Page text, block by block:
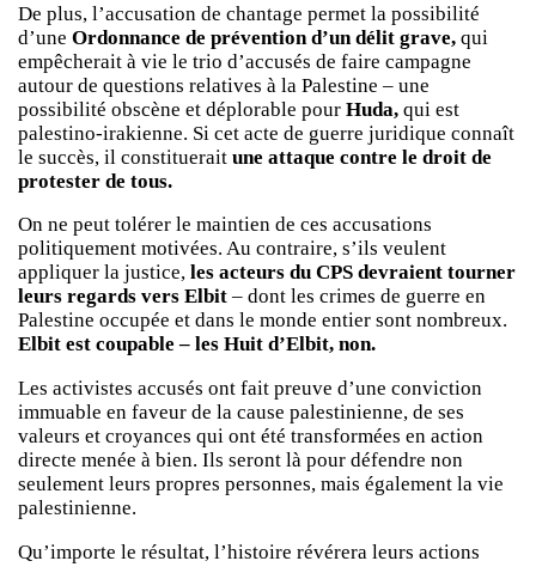
De plus, l’accusation de chantage permet la possibilité
d’une Ordonnance de prévention d’un délit grave, qui
empêcherait à vie le trio d’accusés de faire campagne
autour de questions relatives à la Palestine – une
possibilité obscène et déplorable pour Huda, qui est
palestino-irakienne. Si cet acte de guerre juridique connaît
le succès, il constituerait une attaque contre le droit de
protester de tous.
On ne peut tolérer le maintien de ces accusations
politiquement motivées. Au contraire, s’ils veulent
appliquer la justice, les acteurs du CPS devraient tourner
leurs regards vers Elbit – dont les crimes de guerre en
Palestine occupée et dans le monde entier sont nombreux.
Elbit est coupable – les Huit d’Elbit, non.
Les activistes accusés ont fait preuve d’une conviction
immuable en faveur de la cause palestinienne, de ses
valeurs et croyances qui ont été transformées en action
directe menée à bien. Ils seront là pour défendre non
seulement leurs propres personnes, mais également la vie
palestinienne.
Qu’importe le résultat, l’histoire révérera leurs actions